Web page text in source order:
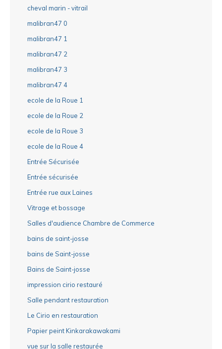
cheval marin - vitrail
malibran47 0
malibran47 1
malibran47 2
malibran47 3
malibran47 4
ecole de la Roue 1
ecole de la Roue 2
ecole de la Roue 3
ecole de la Roue 4
Entrée Sécurisée
Entrée sécurisée
Entrée rue aux Laines
Vitrage et bossage
Salles d'audience Chambre de Commerce
bains de saint-josse
bains de Saint-josse
Bains de Saint-josse
impression cirio restauré
Salle pendant restauration
Le Cirio en restauration
Papier peint Kinkarakawakami
vue sur la salle restaurée